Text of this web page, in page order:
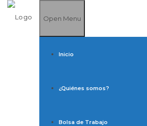
Open Menu
Inicio
¿Quiénes somos?
Bolsa de Trabajo